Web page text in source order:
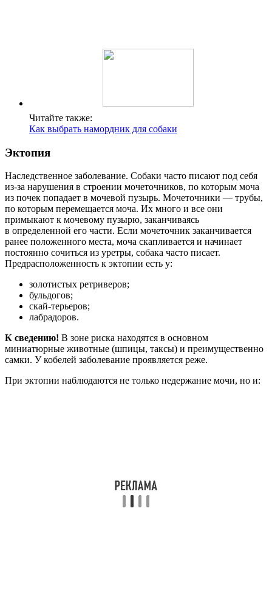
Читайте также:
Как выбрать намордник для собаки
Эктопия
Наследственное заболевание. Собаки часто писают под себя
из-за нарушения в строении мочеточников, по которым моча
из почек попадает в мочевой пузырь. Мочеточники — трубы,
по которым перемещается моча. Их много и все они
примыкают к мочевому пузырю, заканчиваясь
в определенной его части. Если мочеточник заканчивается
ранее положенного места, моча скапливается и начинает
постоянно сочиться из уретры, собака часто писает.
Предрасположенность к эктопии есть у:
золотистых ретриверов;
бульдогов;
скай-терьеров;
лабрадоров.
К сведению! В зоне риска находятся в основном
миниатюрные животные (шпицы, таксы) и преимущественно
самки. У кобелей заболевание проявляется реже.
При эктопии наблюдаются не только недержание мочи, но и: